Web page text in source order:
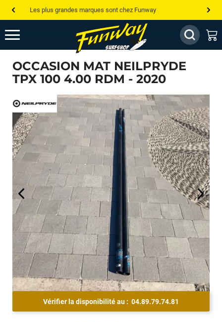
Les plus grandes marques sont chez Funway
Jusqu’à -75% de remise sur le windsurf, wingfoil, etc...
💰 Meilleur prix garanti — Moins cher ailleurs ? On s’aligne !
Besoin de conseils de pro ? Appelle nous !
OCCASION MAT NEILPRYDE
TPX 100 4.00 RDM - 2020
Vérifier la disponibilité au : 04.89.79.74.81